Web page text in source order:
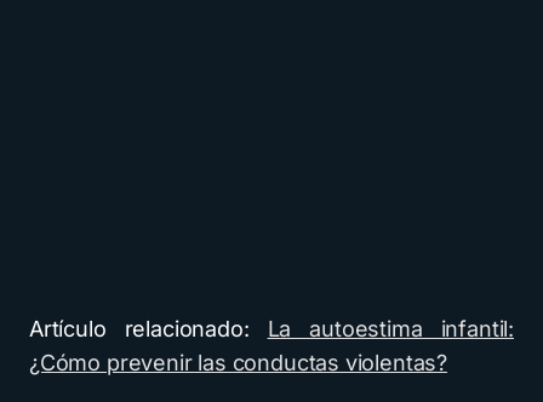
Artículo relacionado: La autoestima infantil:
¿Cómo prevenir las conductas violentas?